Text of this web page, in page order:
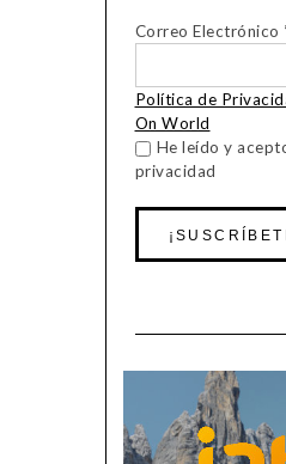
Correo Electrónico
Política de
On World
He leído y
privacidad